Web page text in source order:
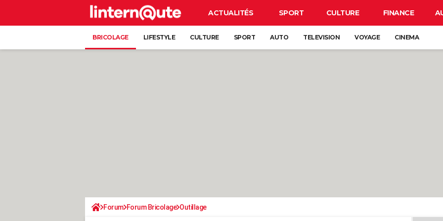
ACTUALITÉS SPORT CULTURE FINANCE
BRICOLAGE LIFESTYLE CULTURE SPORT AUTO TELEVISION VOYAGE CINEMA
Forum Forum Bricolage Outillage